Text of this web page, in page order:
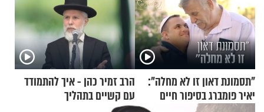
"תסמונת דאון זו לא מחלה":
יאיר פומברג בסיפור חיים
הרב זמיר כהן - איך להתמודד
עם קשיים בתהליך